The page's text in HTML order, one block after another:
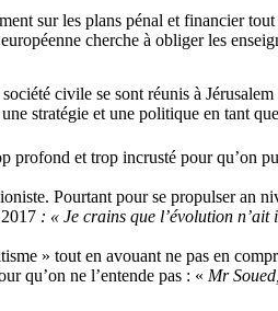
sur les plans pénal et financier
cherche à obliger les
civile se sont réunis à
stratégie et une politique en tant
profond et trop incrusté pour qu’on
Pourtant pour se propulser an
: « Je crains que l’évolution
» tout en avouant ne pas en
qu’on ne l’entende pas : « Mr